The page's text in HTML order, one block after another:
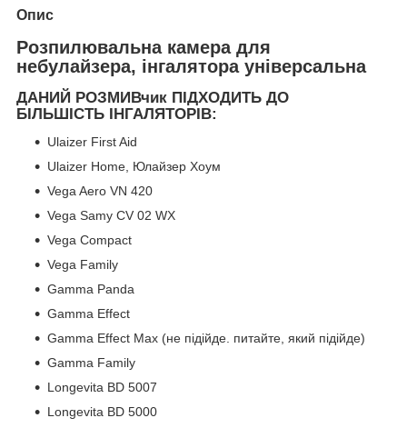
Опис
Розпилювальна камера для
небулайзера, інгалятора універсальна
ДАНИЙ РОЗМИВчик ПІДХОДИТЬ ДО
БІЛЬШІСТЬ ІНГАЛЯТОРІВ:
Ulaizer First Aid
Ulaizer Home, Юлайзер Хоум
Vega Aero VN 420
Vega Samy CV 02 WX
Vega Compact
Vega Family
Gamma Panda
Gamma Effect
Gamma Effect Max (не підійде. питайте, який підійде)
Gamma Family
Longevita BD 5007
Longevita BD 5000